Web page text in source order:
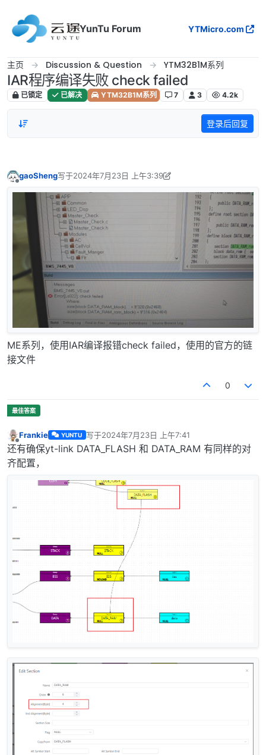
YunTu Forum
YTMicro.com
主页 Discussion & Question YTM32B1M系列
IAR程序编译失败 check failed
已锁定 已解决 YTM32B1M系列 7 3 4.2k
登录后回复
gaoSheng写于2024年7月23日 上午3:39
最后由 Frankie 编辑 2024年8月28日 下午1:33
ME系列，使用IAR编译报错check failed，使用的官方的链
接文件
0
离线
Frankie YUNTU 写于2024年7月23日 上午7:41
最后由 编辑
还有确保yt-link DATA_FLASH 和 DATA_RAM 有同样的对
齐配置，